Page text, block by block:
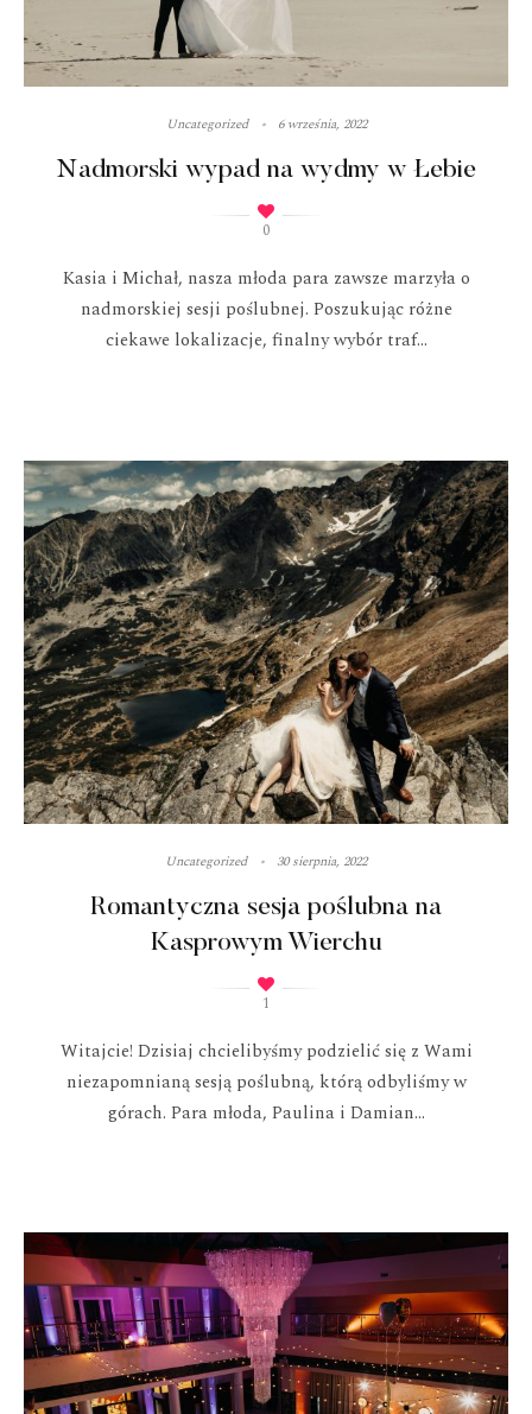
Uncategorized 6 września, 2022
Nadmorski wypad na wydmy w Łebie
0
Kasia i Michał, nasza młoda para zawsze marzyła o
nadmorskiej sesji poślubnej. Poszukując różne
ciekawe lokalizacje, finalny wybór traf...
Uncategorized 30 sierpnia, 2022
Romantyczna sesja poślubna na
Kasprowym Wierchu
1
Witajcie! Dzisiaj chcielibyśmy podzielić się z Wami
niezapomnianą sesją poślubną, którą odbyliśmy w
górach. Para młoda, Paulina i Damian...